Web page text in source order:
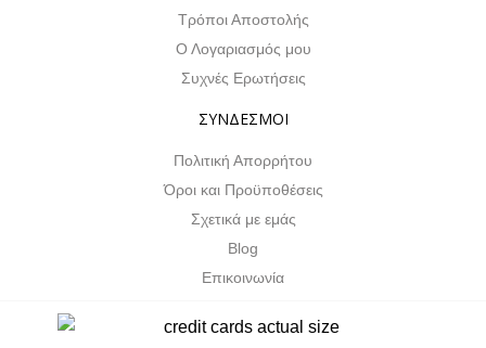
Τρόποι Αποστολής
Ο Λογαριασμός μου
Συχνές Ερωτήσεις
ΣΥΝΔΕΣΜΟΙ
Πολιτική Απορρήτου
Όροι και Προϋποθέσεις
Σχετικά με εμάς
Blog
Επικοινωνία